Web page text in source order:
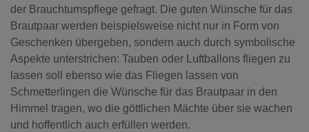
der Brauchtumspflege gefragt. Die guten Wünsche für das
Brautpaar werden beispielsweise nicht nur in Form von
Geschenken übergeben, sondern auch durch symbolische
Aspekte unterstrichen: Tauben oder Luftballons fliegen zu
lassen soll ebenso wie das Fliegen lassen von
Schmetterlingen die Wünsche für das Brautpaar in den
Himmel tragen, wo die göttlichen Mächte über sie wachen
und hoffentlich auch erfüllen werden.